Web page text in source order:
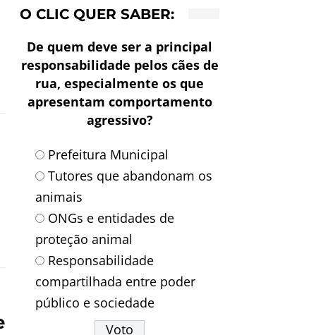
O CLIC QUER SABER:
De quem deve ser a principal
responsabilidade pelos cães de
rua, especialmente os que
apresentam comportamento
agressivo?
Prefeitura Municipal
Tutores que abandonam os
animais
ONGs e entidades de
proteção animal
Responsabilidade
compartilhada entre poder
público e sociedade